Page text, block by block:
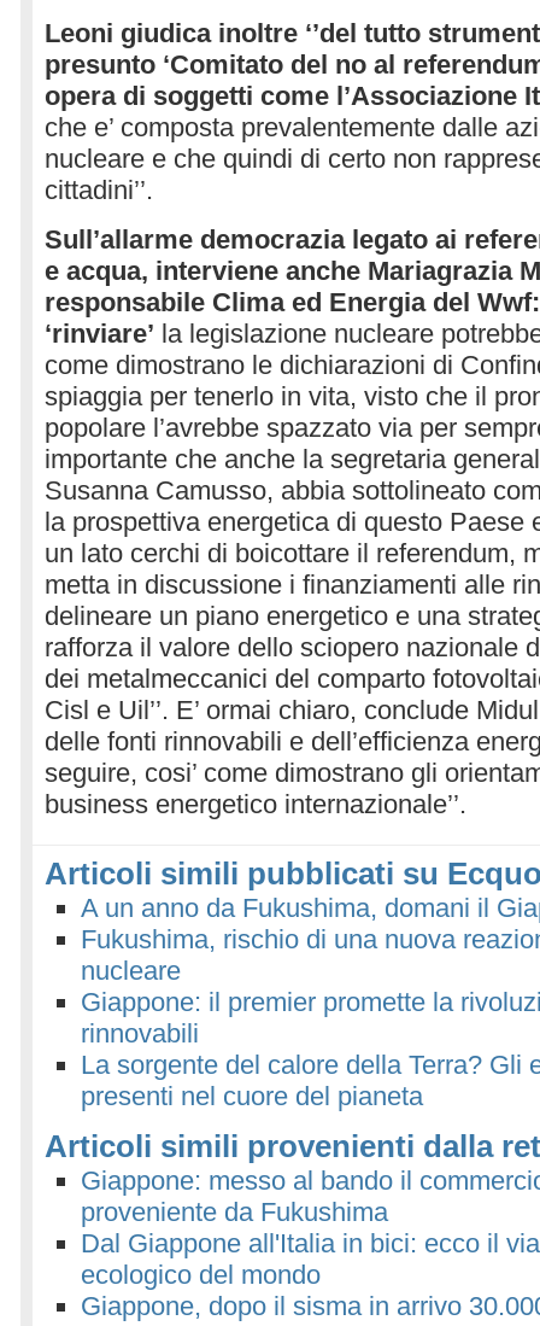
Leoni giudica inoltre ‘’del tutto
presunto ‘Comitato del no al
opera di soggetti come l’Associazione
che e’ composta prevalentemente dalle
nucleare e che quindi di certo non
cittadini’’.
Sull’allarme democrazia legato ai
e acqua, interviene anche Mariagrazia
responsabile Clima ed Energia del
‘rinviare’ la legislazione nucleare
come dimostrano le dichiarazioni di
spiaggia per tenerlo in vita, visto che il
popolare l’avrebbe spazzato via per
importante che anche la segretaria
Susanna Camusso, abbia sottolineato
la prospettiva energetica di questo Paese
un lato cerchi di boicottare il referendum,
metta in discussione i finanziamenti alle
delineare un piano energetico e una
rafforza il valore dello sciopero nazionale
dei metalmeccanici del comparto
Cisl e Uil’’. E’ ormai chiaro, conclude
delle fonti rinnovabili e dell’efficienza
seguire, cosi’ come dimostrano gli
business energetico internazionale’’.
Articoli simili pubblicati su
A un anno da Fukushima, domani il
Fukushima, rischio di una nuova
nucleare
Giappone: il premier promette la
rinnovabili
La sorgente del calore della Terra? Gli
presenti nel cuore del pianeta
Articoli simili provenienti dalla
Giappone: messo al bando il
proveniente da Fukushima
Dal Giappone all'Italia in bici: ecco il
ecologico del mondo
Giappone, dopo il sisma in arrivo